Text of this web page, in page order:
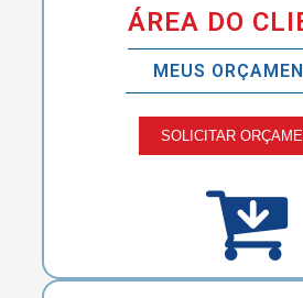
ÁREA DO
MEUS
SOLICITAR